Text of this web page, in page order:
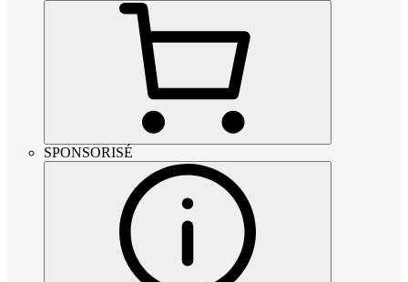
SPONSORISÉ